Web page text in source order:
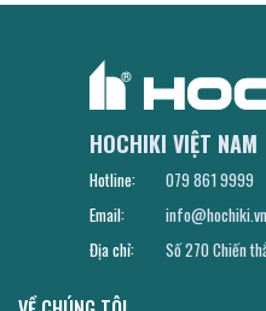
HOCHIKI VIỆT NAM
Hotline:
079 861 9999
Email:
info@hochiki.vn
Địa chỉ:
Số 270 Chiến